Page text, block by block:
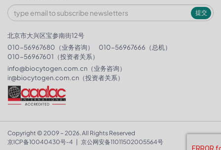
提交
北京市大兴区宝参南街12号
010-56967680（业务咨询）
010-56967666（总机）
010-56967601（投资者关系）
info@biocytogen.com.cn （业务咨询）
ir@biocytogen.com.cn （投资者关系）
Copyright © 2009 ~ 2026. All Rights Reserved
京ICP备10040430号-4
京公网安备11011502005564号